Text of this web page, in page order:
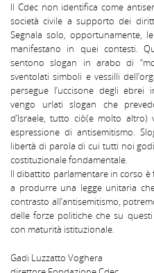
Il Cdec non identifica come
società civile a supporto dei
Segnala solo, opportunamente,
manifestano in quei contesti.
sentono slogan in arabo di
sventolati simboli e vessilli
persegue l’uccisone degli ebrei
vengo urlati slogan che
d’Israele, tutto ciò(e molto
espressione di antisemitismo.
libertà di parola di cui tutti noi
costituzionale fondamentale.
Il dibattito parlamentare in corso è
a produrre una legge unitaria
contrasto all’antisemitismo,
delle forze politiche che su
con maturità istituzionale.
Gadi Luzzatto Voghera